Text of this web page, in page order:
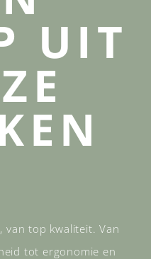
UIT
van top kwaliteit. Van
tot ergonomie en